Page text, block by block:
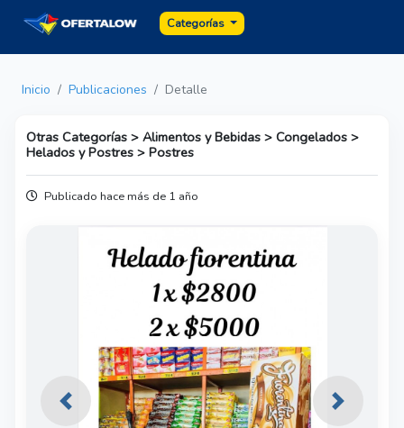
Categorías
Inicio Publicaciones Detalle
Otras Categorías > Alimentos y Bebidas > Congelados >
Helados y Postres > Postres
Publicado hace más de 1 año
Previous Next